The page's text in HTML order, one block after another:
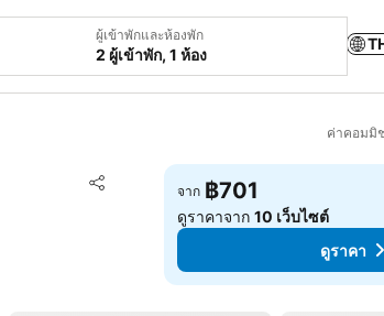
ผู้เข้าพักและห้องพัก
2 ผู้เข้าพัก, 1 ห้อง
ค่าคอมมิ
แชร์
เพิ่มในรายการโปรด
จาก ฿701
ดูราคาจาก10 เว็บไซต์
ดูราคา